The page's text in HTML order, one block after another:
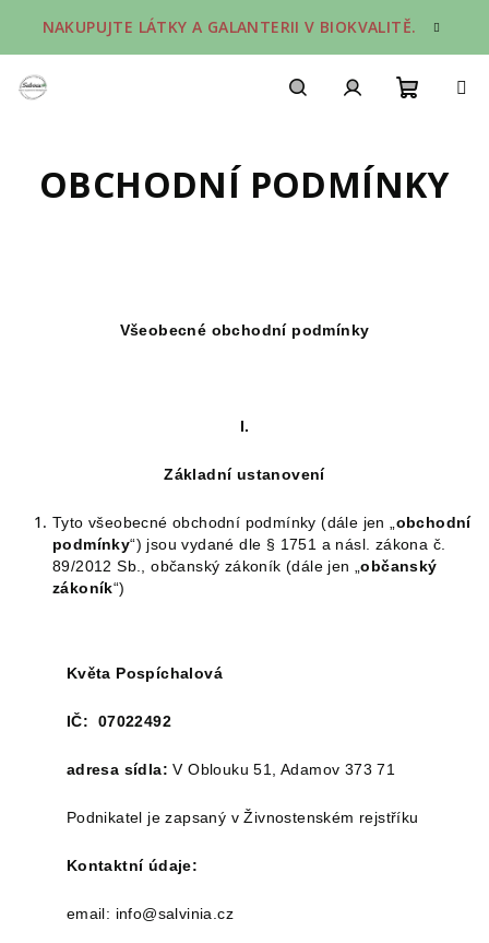
obsah
NAKUPUJTE LÁTKY A GALANTERII V BIOKVALITĚ.
košík
OBCHODNÍ PODMÍNKY
Všeobecné obchodní podmínky
I.
Základní ustanovení
Tyto všeobecné obchodní podmínky (dále jen „ obchodní
podmínky“) jsou vydané dle § 1751 a násl. zákona č.
89/2012 Sb., občanský zákoník (dále jen „občanský
zákoník“)
Květa Pospíchalová
IČ: 07022492
adresa sídla: V Oblouku 51, Adamov 373 71
Podnikatel je zapsaný v Živnostenském rejstříku
Kontaktní údaje:
email: info@salvinia.cz